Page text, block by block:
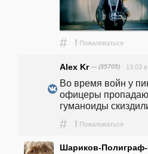
# ! Пожаловаться
Alex Kr— (35705) 13.03
Во время войн у
офицеры
гуманоиды
# ! Пожаловаться
Шариков-